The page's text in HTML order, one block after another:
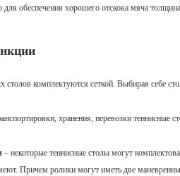
для обеспечения хорошего отскока мяча
столов комплектуются сеткой. Выбирая себе
хранения, перевозки теннисные
– некоторые теннисные столы могут
Причем ролики могут иметь две